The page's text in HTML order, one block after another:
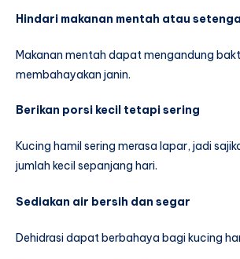
Hindari makanan mentah atau
Makanan mentah dapat mengandung
membahayakan janin.
Berikan porsi kecil tetapi sering
Kucing hamil sering merasa lapar, jadi
jumlah kecil sepanjang hari.
Sediakan air bersih dan segar
Dehidrasi dapat berbahaya bagi kucing